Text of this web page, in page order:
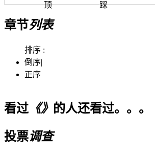
顶 踩
章节列表
排序 :
倒序|
正序
看过《》 的人还看过。。。
投票调查